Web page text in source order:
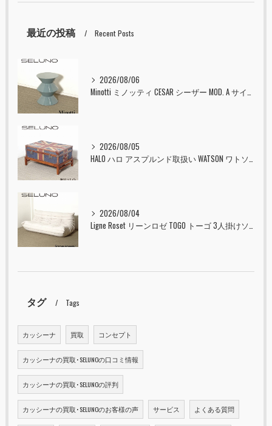
最近の投稿 Recent Posts
2026/08/06
2026/08/05
2026/08/04
タグ Tags
カッシーナ 買取 コンセプト
カッシーナの買取･SELUNOの口コミ情報
カッシーナの買取･SELUNOの評判
カッシーナの買取･SELUNOのお客様の声 サービス よくある質問